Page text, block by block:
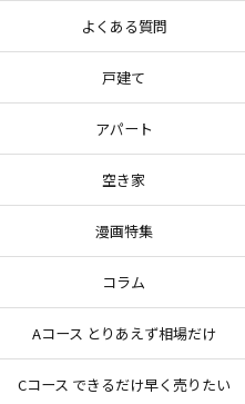
よくある質問
戸建て
アパート
空き家
漫画特集
コラム
Aコース とりあえず相場だけ
Cコース できるだけ早く売りたい